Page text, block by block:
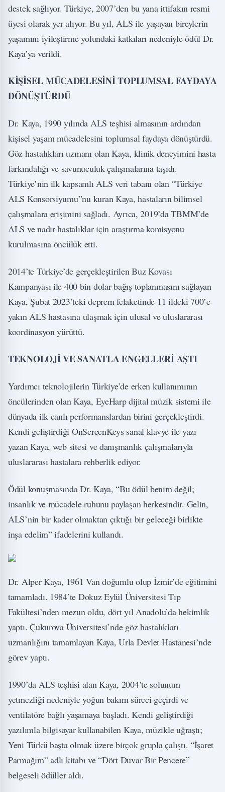
destek sağlıyor. Türkiye, 2007’den bu yana ittifakın resmi
üyesi olarak yer alıyor. Bu yıl, ALS ile yaşayan bireylerin
yaşamını iyileştirme yolundaki katkıları nedeniyle ödül Dr.
Kaya’ya verildi.
KİŞİSEL MÜCADELESİNİ TOPLUMSAL FAYDAYA
DÖNÜŞTÜRDÜ
Dr. Kaya, 1990 yılında ALS teşhisi almasının ardından
kişisel yaşam mücadelesini toplumsal faydaya dönüştürdü.
Göz hastalıkları uzmanı olan Kaya, klinik deneyimini hasta
farkındalığı ve savunuculuk çalışmalarına taşıdı.
Türkiye’nin ilk kapsamlı ALS veri tabanı olan “Türkiye
ALS Konsorsiyumu”nu kuran Kaya, hastaların bilimsel
çalışmalara erişimini sağladı. Ayrıca, 2019’da TBMM’de
ALS ve nadir hastalıklar için araştırma komisyonu
kurulmasına öncülük etti.
2014’te Türkiye’de gerçekleştirilen Buz Kovası
Kampanyası ile 400 bin dolar bağış toplanmasını sağlayan
Kaya, Şubat 2023’teki deprem felaketinde 11 ildeki 700’e
yakın ALS hastasına ulaşmak için ulusal ve uluslararası
koordinasyon yürüttü.
TEKNOLOJİ VE SANATLA ENGELLERİ AŞTI
Yardımcı teknolojilerin Türkiye’de erken kullanımının
öncülerinden olan Kaya, EyeHarp dijital müzik sistemi ile
dünyada ilk canlı performanslardan birini gerçekleştirdi.
Kendi geliştirdiği OnScreenKeys sanal klavye ile yazı
yazan Kaya, web sitesi ve danışmanlık çalışmalarıyla
uluslararası hastalara rehberlik ediyor.
Ödül konuşmasında Dr. Kaya, “Bu ödül benim değil;
insanlık ve mücadele ruhunu paylaşan herkesindir. Gelin,
ALS’nin bir kader olmaktan çıktığı bir geleceği birlikte
inşa edelim” ifadelerini kullandı.
Dr. Alper Kaya, 1961 Van doğumlu olup İzmir’de eğitimini
tamamladı. 1984’te Dokuz Eylül Üniversitesi Tıp
Fakültesi’nden mezun oldu, dört yıl Anadolu’da hekimlik
yaptı. Çukurova Üniversitesi’nde göz hastalıkları
uzmanlığını tamamlayan Kaya, Urla Devlet Hastanesi’nde
görev yaptı.
1990’da ALS teşhisi alan Kaya, 2004’te solunum
yetmezliği nedeniyle yoğun bakım süreci geçirdi ve
ventilatöre bağlı yaşamaya başladı. Kendi geliştirdiği
yazılımla bilgisayar kullanabilen Kaya, müzikle uğraştı;
Yeni Türkü başta olmak üzere birçok grupla çalıştı. “İşaret
Parmağım” adlı kitabı ve “Dört Duvar Bir Pencere”
belgeseli ödüller aldı.